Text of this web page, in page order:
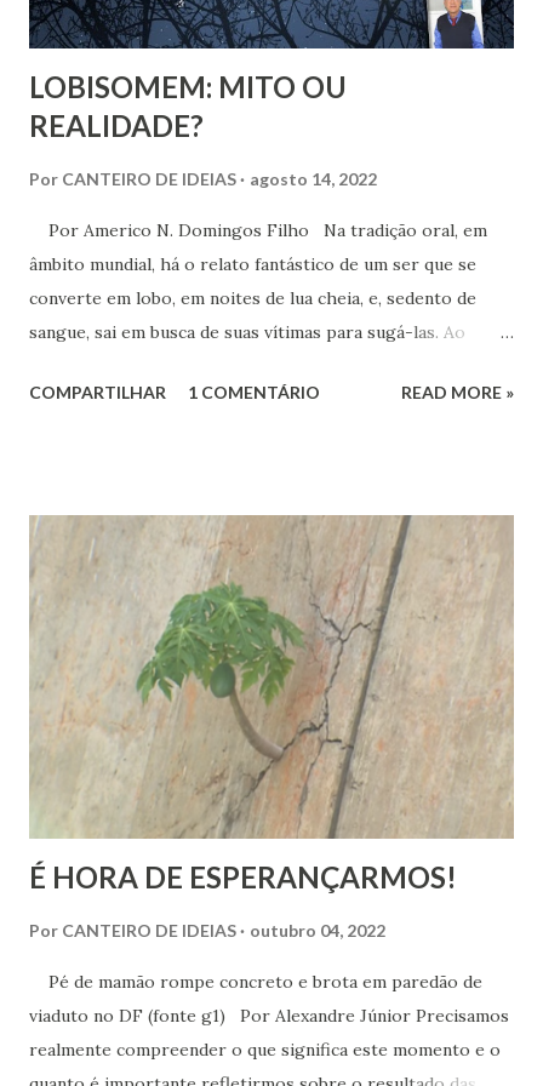
LOBISOMEM: MITO OU
REALIDADE?
Por CANTEIRO DE IDEIAS agosto 14, 2022
Por Americo N. Domingos Filho Na tradição oral, em
âmbito mundial, há o relato fantástico de um ser que se
converte em lobo, em noites de lua cheia, e, sedento de
sangue, sai em busca de suas vítimas para sugá-las. Ao
pessoa comum. Essa lenda revela um ser amaldiçoado, que
COMPARTILHAR 1 COMENTÁRIO READ MORE »
É HORA DE ESPERANÇARMOS!
Por CANTEIRO DE IDEIAS outubro 04, 2022
Pé de mamão rompe concreto e brota em paredão de
viaduto no DF (fonte g1) Por Alexandre Júnior Precisamos
realmente compreender o que significa este momento e o